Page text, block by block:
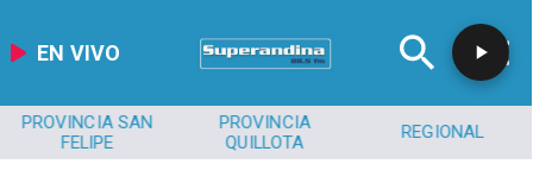
EN VIVO
PROVINCIA SAN
FELIPE
PROVINCIA
QUILLOTA
REGIONAL